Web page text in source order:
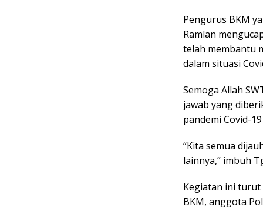
Pengurus BKM
Ramlan
telah membantu
dalam situasi
Semoga Allah
jawab yang
pandemi Covid-
“Kita semua
lainnya,” imbuh
Kegiatan ini turut
BKM, anggota